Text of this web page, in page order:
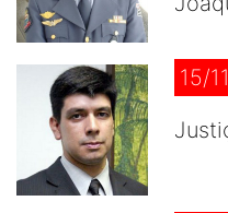
15/